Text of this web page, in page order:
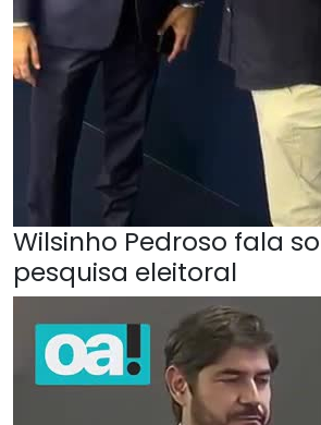
Wilsinho Pedroso fala
pesquisa eleitoral